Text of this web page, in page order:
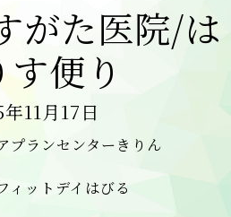
た医院/は
す便り
11月17日
プランセンターきりん
ィットデイはびる